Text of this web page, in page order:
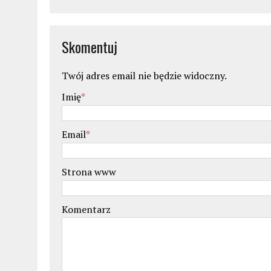
Skomentuj
Twój adres email nie będzie widoczny.
Imię*
Email*
Strona www
Komentarz